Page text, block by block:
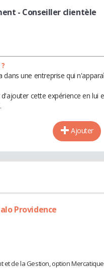
- Conseiller clientèle
dans une entreprise qui
cette expérience en lui
Ajouter
Providence
et de la Gestion, option Mercatique